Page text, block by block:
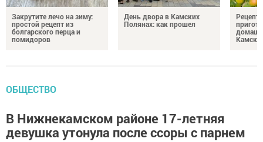
Закрутите лечо на зиму:
простой рецепт из
болгарского перца и
помидоров
День двора в Камских
Полянах: как прошел
ОБЩЕСТВО
В Нижнекамском районе 17-летняя
девушка утонула после ссоры с парнем